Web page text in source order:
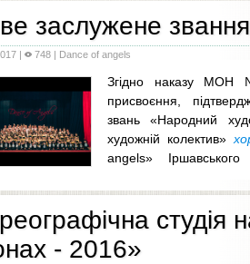
заслужене
| 748 | Dance of angels
Згідно наказу МОН
присвоєння,
звань «Народний
художній колектив»
angels»
студія
- 2016»